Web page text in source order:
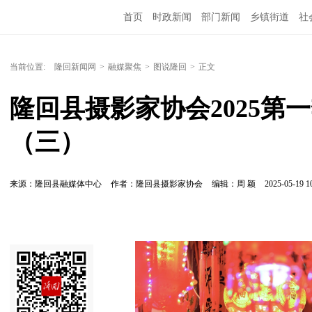
首页 时政新闻 部门新闻 乡镇街道 社
当前位置: 隆回新闻网 > 融媒聚焦 > 图说隆回 > 正文
隆回县摄影家协会2025第
（三）
来源：隆回县融媒体中心 作者：隆回县摄影家协会 编辑：周 颖 2025-05-19